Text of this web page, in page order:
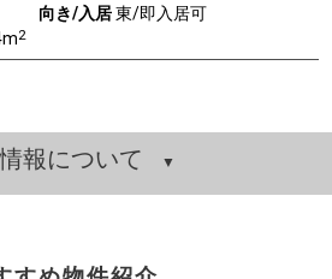
2
向き/入居東/即入居可
報について